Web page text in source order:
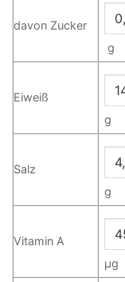
davon Zucker
g
Eiweiß
g
Salz
g
Vitamin A
µg